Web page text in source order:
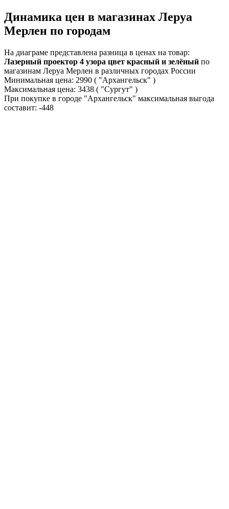
Динамика цен в магазинах Леруа
Мерлен по городам
На диаграме представлена разница в ценах на товар:
Лазерный проектор 4 узора цвет красный и зелёный по
магазинам Леруа Мерлен в различных городах России
Минимальная цена: 2990 ( "Архангельск" )
Максимальная цена: 3438 ( "Сургут" )
При покупке в городе "Архангельск" максимальная выгода
составит: -448